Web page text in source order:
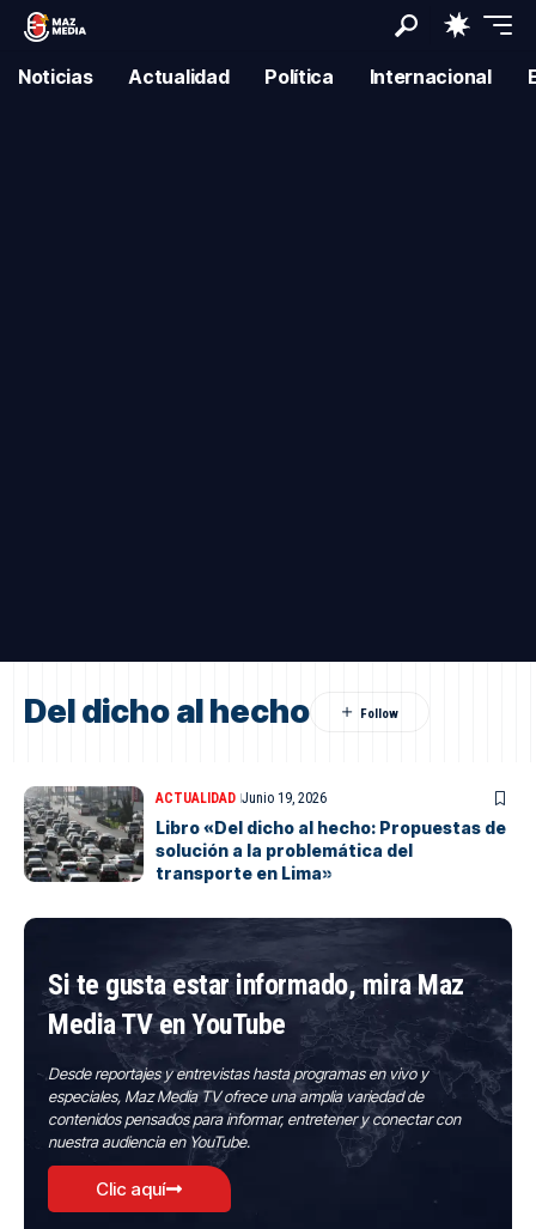
Noticias Actualidad Política Internacional
Del dicho al hecho
ACTUALIDAD Junio 19, 2026
Libro «Del dicho al hecho: Propuestas de
solución a la problemática del
transporte en Lima»
Si te gusta estar informado, mira Maz
Media TV en YouTube
Desde reportajes y entrevistas hasta programas en vivo y
especiales, Maz Media TV ofrece una amplia variedad de
contenidos pensados para informar, entretener y conectar con
nuestra audiencia en YouTube.
Clic aquí